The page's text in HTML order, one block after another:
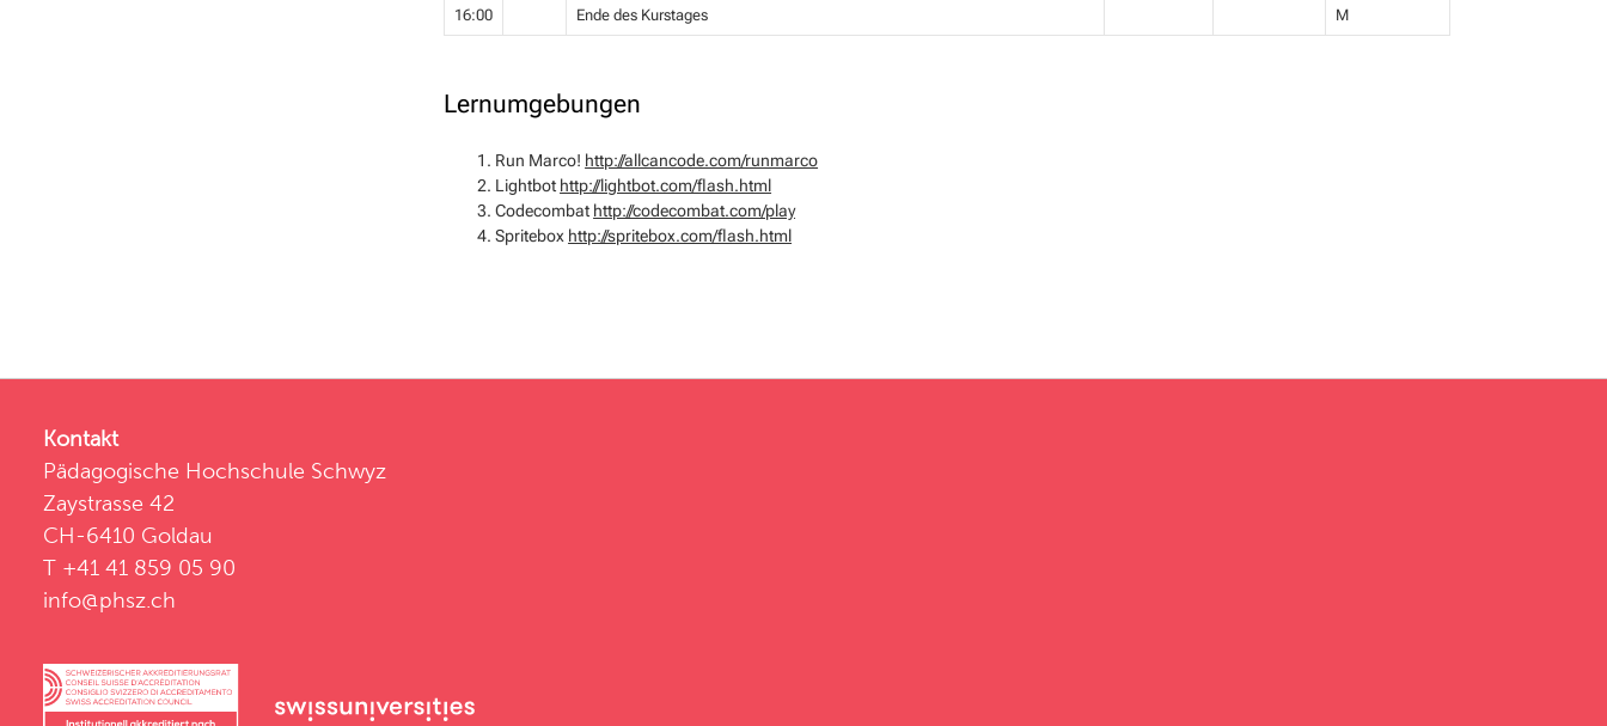
16:00 Ende des Kurstages M
Lernumgebungen
Run Marco! http://allcancode.com/runmarco
Lightbot http://lightbot.com/flash.html
Codecombat http://codecombat.com/play
Spritebox http://spritebox.com/flash.html
Kontakt
Pädagogische Hochschule Schwyz
Zaystrasse 42
CH-6410 Goldau
T +41 41 859 05 90
info@phsz.ch